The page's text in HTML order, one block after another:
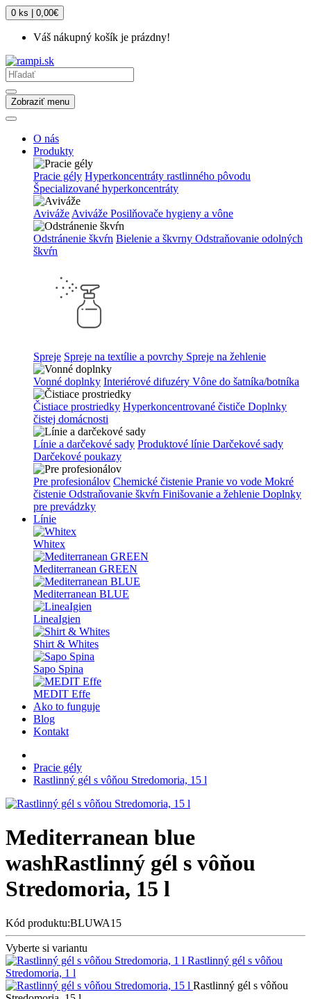
0 ks | 0,00€
Váš nákupný košík je prázdny!
Zobraziť menu
O nás
Produkty
Pracie gély Hyperkoncentráty rastlinného pôvodu
Špecializované hyperkoncentráty
Aviváže Aviváže Posilňovače hygieny a vône
Odstránenie škvŕn Bielenie a škvrny Odstraňovanie odolných
škvŕn
Spreje Spreje na textílie a povrchy Spreje na žehlenie
Vonné doplnky Interiérové difuzéry Vône do šatníka/botníka
Čistiace prostriedky Hyperkoncentrované čističe Doplnky
čistej domácnosti
Línie a darčekové sady Produktové línie Darčekové sady
Darčekové poukazy
Pre profesionálov Chemické čistenie Pranie vo vode Mokré
čistenie Odstraňovanie škvŕn Finišovanie a žehlenie Doplnky
pre prevádzky
Línie
Whitex
Mediterranean GREEN
Mediterranean BLUE
LineaIgien
Shirt & Whites
Sapo Spina
MEDIT Effe
Ako to funguje
Blog
Kontakt
Pracie gély
Rastlinný gél s vôňou Stredomoria, 15 l
Mediterranean blue
washRastlinný gél s vôňou
Stredomoria, 15 l
Kód produktu:BLUWA15
Vyberte si variantu
Rastlinný gél s vôňou
Stredomoria, 1 l
Rastlinný gél s vôňou